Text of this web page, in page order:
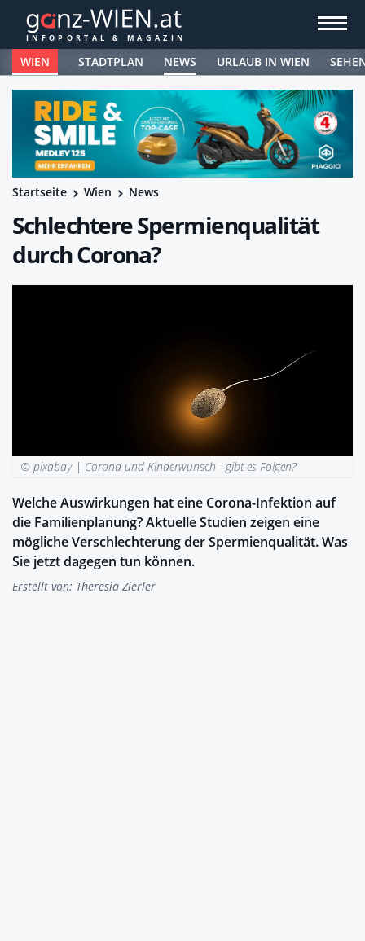
WIEN STADTPLAN NEWS URLAUB IN WIEN
Startseite Wien News
Schlechtere Spermienqualität
durch Corona?
© pixabay | Corona und Kinderwunsch - gibt es Folgen?
Welche Auswirkungen hat eine Corona-Infektion auf
die Familienplanung? Aktuelle Studien zeigen eine
mögliche Verschlechterung der Spermienqualität. Was
Sie jetzt dagegen tun können.
Erstellt von: Theresia Zierler